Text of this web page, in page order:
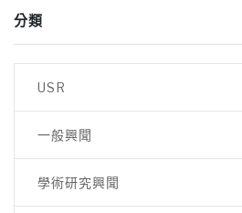
分類
USR
一般興聞
學術研究興聞